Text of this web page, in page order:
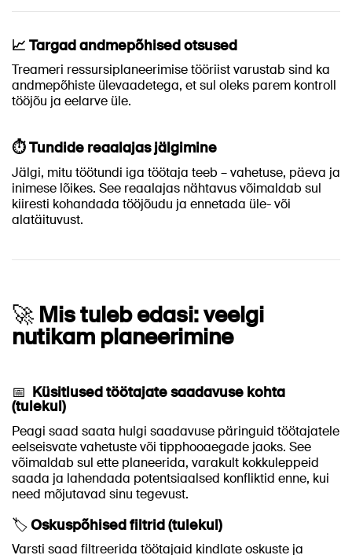
📈 Targad andmepõhised otsused
Treameri ressursiplaneerimise tööriist varustab sind ka
andmepõhiste ülevaadetega, et sul oleks parem kontroll
tööjõu ja eelarve üle.
⏱️ Tundide reaalajas jälgimine
Jälgi, mitu töötundi iga töötaja teeb – vahetuse, päeva ja
inimese lõikes. See reaalajas nähtavus võimaldab sul
kiiresti kohandada tööjõudu ja ennetada üle- või
alatäituvust.
🚀 Mis tuleb edasi: veelgi
nutikam planeerimine
📅 Küsitlused töötajate saadavuse kohta
(tulekul)
Peagi saad saata hulgi saadavuse päringuid töötajatele
eelseisvate vahetuste või tipphooaegade jaoks. See
võimaldab sul ette planeerida, varakult kokkuleppeid
saada ja lahendada potentsiaalsed konfliktid enne, kui
need mõjutavad sinu tegevust.
🏷️Oskuspõhised filtrid (tulekul)
Varsti saad filtreerida töötajaid kindlate oskuste ja